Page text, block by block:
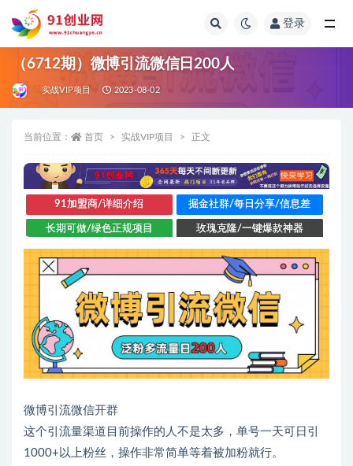
登录
（6712期）微博引流微信日200人
实战VIP项目 2023-08-02
当前位置： 首页 实战VIP项目 正文
91加盟商/详细介绍 掘金社群/每日分享/信息差
长期可做/绿色正规项目 玫瑰克隆/一键爆款神器
微博引流微信开群
这个引流量渠道目前操作的人不是太多，单号一天可日引
1000+以上粉丝，操作非常简单等着被加粉就行。